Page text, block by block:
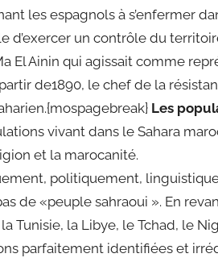
les espagnols à s’enfermer
d’exercer un contrôle du
El Ainin qui agissait comme
de1890, le chef de la
Les
vivant dans le Sahara
et la marocanité.
politiquement,
de «peuple sahraoui ». En
la Tunisie, la Libye, le Tchad, le
parfaitement identifiées et